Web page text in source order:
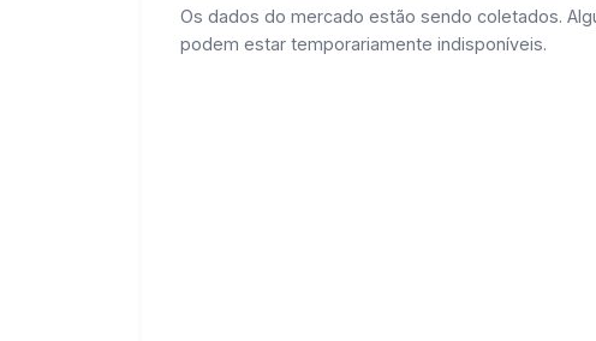
Os dados do mercado estão sendo coletados.
podem estar temporariamente indisponíveis.